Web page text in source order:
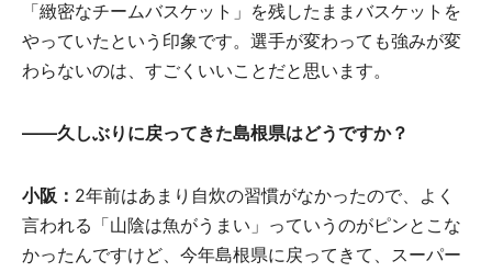
「緻密なチームバスケット」を残したままバスケットを
やっていたという印象です。選手が変わっても強みが変
わらないのは、すごくいいことだと思います。
——久しぶりに戻ってきた島根県はどうですか？
小阪 ： 2年前はあまり自炊の習慣がなかったので、よく
言われる「山陰は魚がうまい」っていうのがピンとこな
かったんですけど、今年島根県に戻ってきて、スーパー